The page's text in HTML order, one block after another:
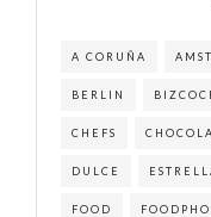
A CORUÑA
BERLIN
CHEFS
DULCE
FOOD